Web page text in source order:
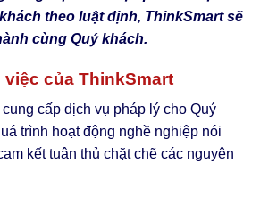
theo luật định, ThinkSmart sẽ
cùng Quý khách.
việc của ThinkSmart
cấp dịch vụ pháp lý cho Quý
trình hoạt động nghề nghiệp nói
kết tuân thủ chặt chẽ các nguyên